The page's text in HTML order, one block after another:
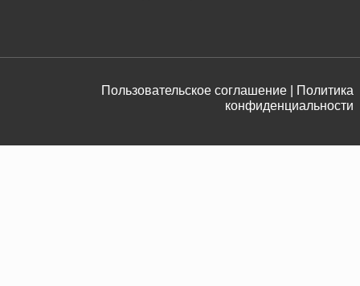
Пользовательское соглашение |
Политика
конфиденциальности